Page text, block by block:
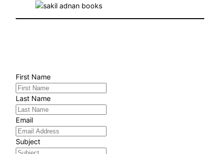
First Name
Last Name
Email
Subject